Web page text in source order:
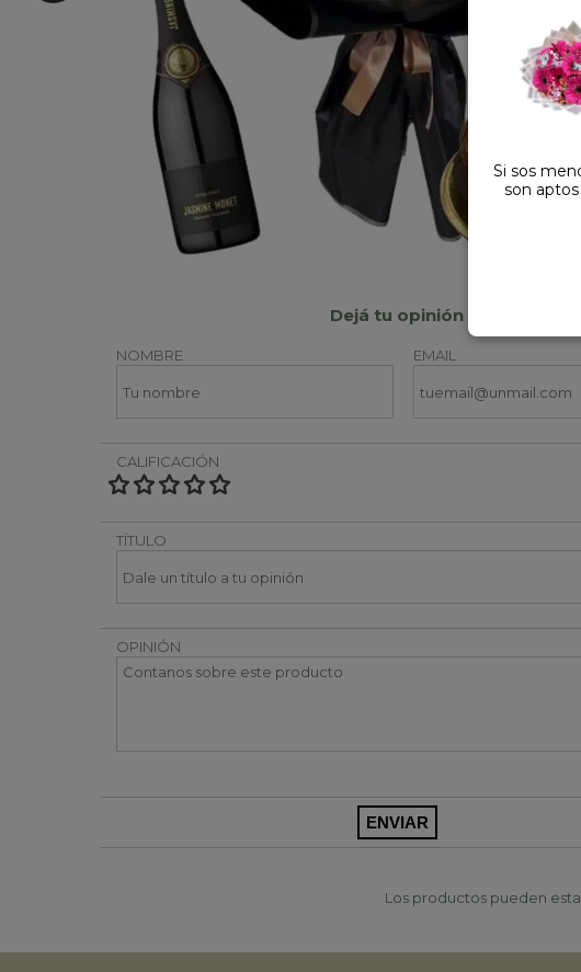
Dejá tu opinión
NOMBRE EMAIL
CALIFICACIÓN
TÍTULO
OPINIÓN
Los productos pueden
Si sos
son